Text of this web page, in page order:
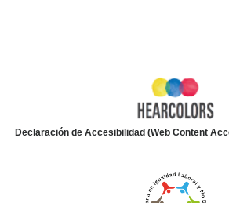
Declaración de Accesibilidad (Web Content